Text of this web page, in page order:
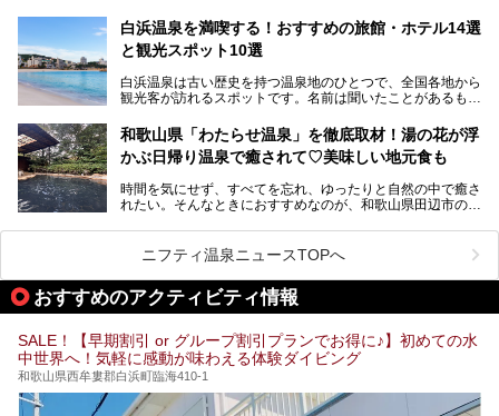
場する歴史の古さから日本三古湯の一つにも。
そんな「南紀白浜温泉」の「大江戸温泉物語Premium 白浜
グ」がスタートしました。温泉＆バイキング＆レジャースポ
ットとしてのこのホテルの魅力をたっぷり体験してきたので
───
提供元：大江戸温泉物語ホテルズ＆リゾーツ株式会社【P
この記事は大江戸温泉物語Premium 白浜彩朝楽のPR記事で
す。
白浜温泉を満喫する！おすすめの旅館・ホテル14選
と観光スポット10選
白浜温泉は古い歴史を持つ温泉地のひとつで、全国各地から
観光客が訪れるスポットです。名前は聞いたことがあるもの
か、実は知らない方も多いのではないでしょうか。
そこで今回は、白浜温泉ビギナー向けの基本情報をご紹介し
浜温泉を訪れるなら外せない観光スポットも合わせてご紹介
します。
和歌山県「わたらせ温泉」を徹底取材！湯の花が浮
かぶ日帰り温泉で癒されて♡美味しい地元食も
時間を気にせず、すべてを忘れ、ゆったりと自然の中で癒さ
れたい。そんなときにおすすめなのが、和歌山県田辺市の
の豊かな山々を眺めながら、どんどん期待が膨らみますよ。
「わたらせ温泉」では、温泉に入れるだけではなく、地元の
特産品を使った食事をいただける「露天食堂」でお腹も満た
すことができます。ぜひチェックしてくださいね。
ニフティ温泉ニュースTOPへ
おすすめのアクティビティ情報
SALE！【早期割引 or グループ割引プランでお得に♪】初めての水
中世界へ！気軽に感動が味わえる体験ダイビング
和歌山県西牟婁郡白浜町臨海410-1